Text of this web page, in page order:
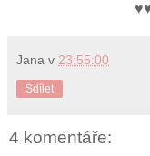
Jana v 23:55:00
Sdílet
4 komentáře: